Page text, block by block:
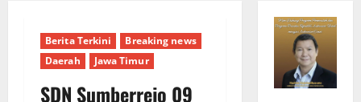
Berita Terkini
Breaking news
Daerah
Jawa Timur
SDN Sumberrejo 09